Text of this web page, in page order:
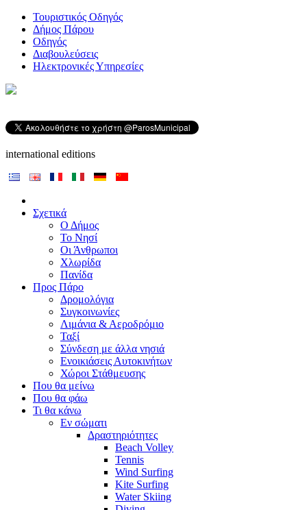
Τουριστικός Οδηγός
Δήμος Πάρου
Οδηγός
Διαβουλεύσεις
Ηλεκτρονικές Υπηρεσίες
international editions
Σχετικά
Ο Δήμος
Το Νησί
Οι Άνθρωποι
Χλωρίδα
Πανίδα
Προς Πάρο
Δρομολόγια
Συγκοινωνίες
Λιμάνια & Αεροδρόμιο
Ταξί
Σύνδεση με άλλα νησιά
Ενοικιάσεις Αυτοκινήτων
Χώροι Στάθμευσης
Που θα μείνω
Που θα φάω
Τι θα κάνω
Εν σώματι
Δραστηριότητες
Beach Volley
Tennis
Wind Surfing
Kite Surfing
Water Skiing